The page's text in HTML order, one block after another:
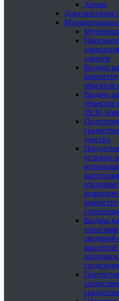
Архив
Документация
адресов
Выдача
объектов
Выдача
объектов
39.36
участка
условно
Выдача
сведений
высотной